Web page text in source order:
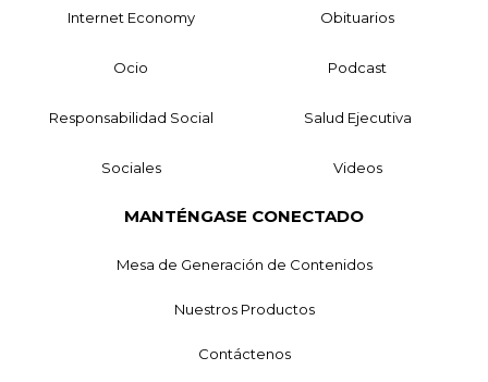
Internet Economy Obituarios
Ocio Podcast
Responsabilidad Social Salud Ejecutiva
Sociales Videos
MANTÉNGASE CONECTADO
Mesa de Generación de Contenidos
Nuestros Productos
Contáctenos